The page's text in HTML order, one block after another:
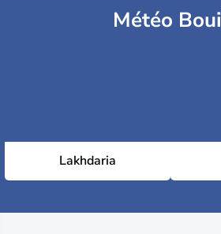
Météo
Lakhdaria